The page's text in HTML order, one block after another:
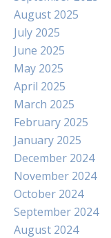
August 2025
July 2025
June 2025
May 2025
April 2025
March 2025
February 2025
January 2025
December 2024
November 2024
October 2024
September 2024
August 2024